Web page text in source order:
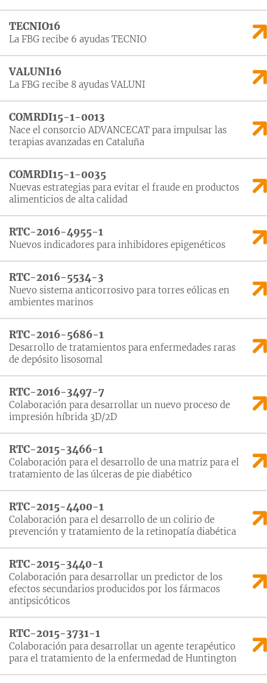
TECNIO16
La FBG recibe 6 ayudas TECNIO
VALUNI16
La FBG recibe 8 ayudas VALUNI
COMRDI15-1-0013
Nace el consorcio ADVANCECAT para impulsar las
terapias avanzadas en Cataluña
COMRDI15-1-0035
Nuevas estrategias para evitar el fraude en productos
alimenticios de alta calidad
RTC-2016-4955-1
Nuevos indicadores para inhibidores epigenéticos
RTC-2016-5534-3
Nuevo sistema anticorrosivo para torres eólicas en
ambientes marinos
RTC-2016-5686-1
Desarrollo de tratamientos para enfermedades raras
de depósito lisosomal
RTC-2016-3497-7
Colaboración para desarrollar un nuevo proceso de
impresión híbrida 3D/2D
RTC-2015-3466-1
Colaboración para el desarrollo de una matriz para el
tratamiento de las úlceras de pie diabético
RTC-2015-4400-1
Colaboración para el desarrollo de un colirio de
prevención y tratamiento de la retinopatía diabética
RTC-2015-3440-1
Colaboración para desarrollar un predictor de los
efectos secundarios producidos por los fármacos
antipsicóticos
RTC-2015-3731-1
Colaboración para desarrollar un agente terapéutico
para el tratamiento de la enfermedad de Huntington